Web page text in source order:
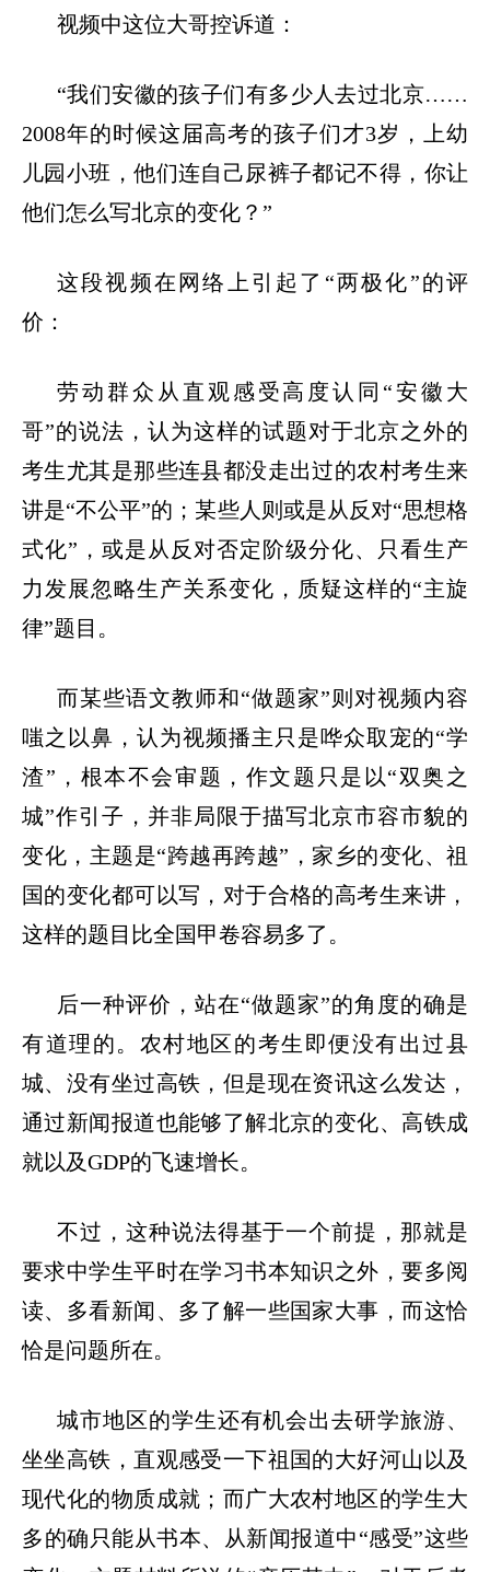
视频中这位大哥控诉道：
“我们安徽的孩子们有多少人去过北京……
2008年的时候这届高考的孩子们才3岁，上幼
儿园小班，他们连自己尿裤子都记不得，你让
他们怎么写北京的变化？ ”
这段视频在网络上引起了 “两极化”的评
价：
劳动群众从直观感受高度认同 “安徽大
哥”的说法，认为这样的试题对于北京之外的
考生尤其是那些连县都没走出过的农村考生来
讲是“不公平”的；某些人则或是从反对“思想格
式化” ，或是从反对否定阶级分化、只看生产
力发展忽略生产关系变化，质疑这样的“主旋
律”题目。
而某些语文教师和“做题家”则对视频内容
嗤之以鼻，认为视频播主只是哗众取宠的“学
渣” ，根本不会审题，作文题只是以“双奥之
城”作引子，并非局限于描写北京市容市貌的
变化，主题是“跨越再跨越” ，家乡的变化、祖
国的变化都可以写，对于合格的高考生来讲，
这样的题目比全国甲卷容易多了。
后一种评价，站在“做题家”的角度的确是
有道理的。农村地区的考生即便没有出过县
城、没有坐过高铁，但是现在资讯这么发达，
通过新闻报道也能够了解北京的变化、高铁成
就以及GDP的飞速增长。
不过，这种说法得基于一个前提，那就是
要求中学生平时在学习书本知识之外，要多阅
读、多看新闻、多了解一些国家大事，而这恰
恰是问题所在。
城市地区的学生还有机会出去研学旅游、
坐坐高铁，直观感受一下祖国的大好河山以及
现代化的物质成就；而广大农村地区的学生大
多的确只能从书本、从新闻报道中“感受”这些